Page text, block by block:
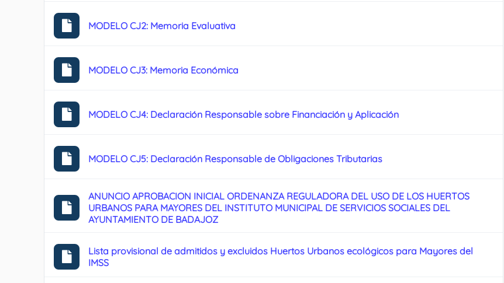
MODELO CJ2: Memoria Evaluativa
MODELO CJ3: Memoria Económica
MODELO CJ4: Declaración Responsable sobre Financiación y Aplicación
MODELO CJ5: Declaración Responsable de Obligaciones Tributarias
ANUNCIO APROBACION INICIAL ORDENANZA REGULADORA DEL USO DE LOS HUERTOS
URBANOS PARA MAYORES DEL INSTITUTO MUNICIPAL DE SERVICIOS SOCIALES DEL
AYUNTAMIENTO DE BADAJOZ
Lista provisional de admitidos y excluidos Huertos Urbanos ecológicos para Mayores del
IMSS